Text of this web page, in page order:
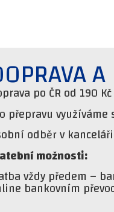
po ČR od 190
přepravu
odběr v
možnosti:
vždy předem –
bankovním